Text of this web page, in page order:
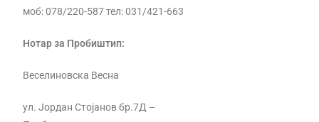
моб: 078/220-587 тел: 031/421-663
Нотар за Пробиштип:
Веселиновска Весна
ул. Јордан Стојанов бр.7Д –